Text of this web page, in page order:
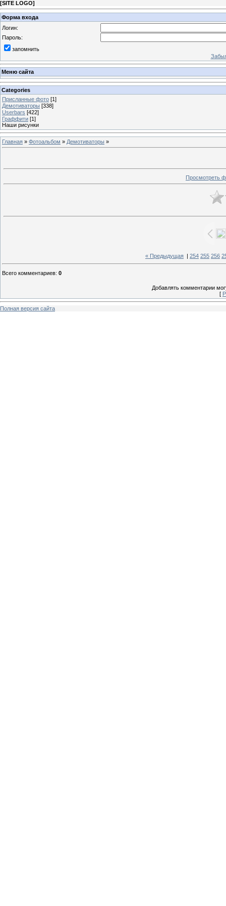
[SITE LOGO]
Форма входа
Логин:
Пароль:
запомнить
Меню сайта
Categories
Присланные фото [1]
Демотиваторы [338]
Userbars [422]
Граффити [1]
Наши рисунки
Главная » Фотоальбом » Демотиваторы »
Просмотреть
« Предыдущая 254 255 256
Всего комментариев: 0
Добавлять комментарии
[
Полная версия сайта